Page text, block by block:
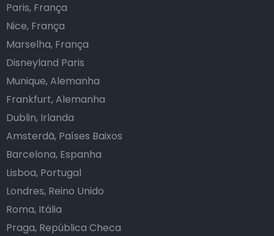
Paris, França
Nice, França
Marselha, França
Disneyland Paris
Munique, Alemanha
Frankfurt, Alemanha
Dublin, Irlanda
Amsterdã, Países Baixos
Barcelona, Espanha
Lisboa, Portugal
Londres, Reino Unido
Roma, Itália
Praga, República Checa